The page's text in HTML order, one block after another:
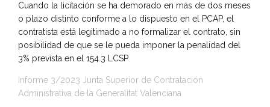
Cuando la licitación se ha demorado en más de dos meses
o plazo distinto conforme a lo dispuesto en el PCAP, el
contratista está legitimado a no formalizar el contrato, sin
posibilidad de que se le pueda imponer la penalidad del
3% prevista en el 154.3 LCSP
Informe 3/2023 Junta Superior de Contratación
Administrativa de la Generalitat Valenciana